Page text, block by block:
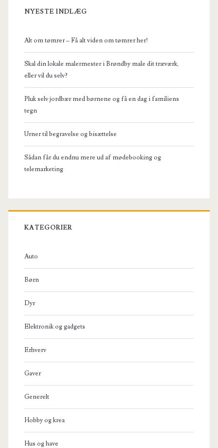
NYESTE INDLÆG
Alt om tømrer – Få alt viden om tømrer her!
Skal din lokale malermester i Brøndby male dit træværk,
eller vil du selv?
Pluk selv jordbær med børnene og få en dag i familiens
tegn
Urner til begravelse og bisættelse
Sådan får du endnu mere ud af mødebooking og
telemarketing
KATEGORIER
Auto
Børn
Dyr
Elektronik og gadgets
Erhverv
Gaver
Generelt
Hobby og krea
Hus og have